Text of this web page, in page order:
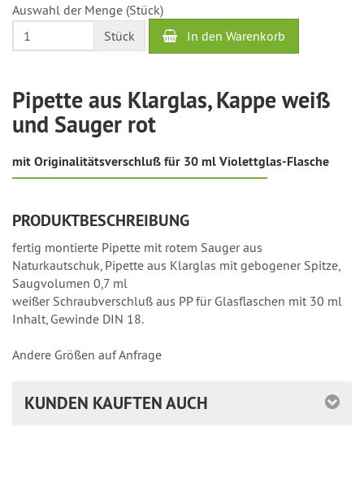
bis
4
Werktage
Auswahl der Menge (Stück)
Stück
In den Warenkorb
Pipette aus Klarglas, Kappe weiß
und Sauger rot
mit Originalitätsverschluß für 30 ml Violettglas-Flasche
PRODUKTBESCHREIBUNG
fertig montierte Pipette mit rotem Sauger aus
Naturkautschuk, Pipette aus Klarglas mit gebogener Spitze,
Saugvolumen 0,7 ml
weißer Schraubverschluß aus PP für Glasflaschen mit 30 ml
Inhalt, Gewinde DIN 18.
Andere Größen auf Anfrage
KUNDEN KAUFTEN AUCH